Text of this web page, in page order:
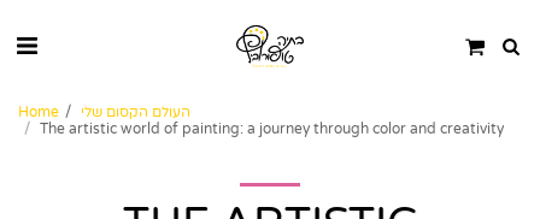
Home
העולם הקסום שלי
The artistic world of painting: a journey through color and creativity